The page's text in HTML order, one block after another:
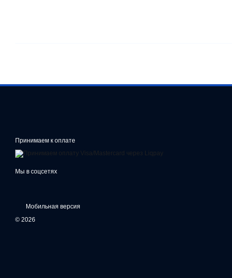
Принимаем к оплате
Мы в соцсетях
Мобильная версия
© 2026